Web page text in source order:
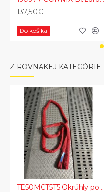
137,50€
Do košíka
Z ROVNAKEJ KATEGÓRIE
TE50MCT5T5 Okrúhly polyesterový zdvíhaci popruh s okami